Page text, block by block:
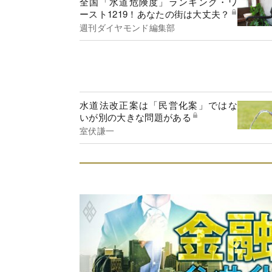
ースト1219！あなたの街は大丈夫？
週刊ダイヤモンド編集部
水道法改正案は「民営化案」ではな
いが別の大きな問題がある
室伏謙一